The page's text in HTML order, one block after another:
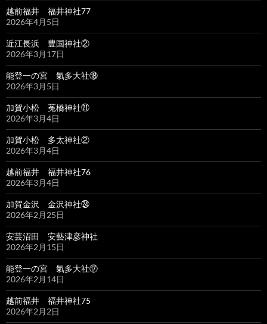
越前福井 福井神社77
2026年4月5日
近江長浜 豊国神社②
2026年3月17日
能登一の宮 氣多大社⑱
2026年3月5日
加賀小松 菟橋神社㉑
2026年3月4日
加賀小松 多太神社②
2026年3月4日
越前福井 福井神社76
2026年3月4日
加賀金沢 金沢神社㉔
2026年2月25日
安芸沼田 安藝津彦神社
2026年2月15日
能登一の宮 氣多大社⑰
2026年2月14日
越前福井 福井神社75
2026年2月2日